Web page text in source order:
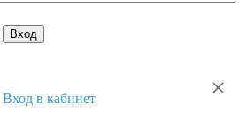
Вход
×
Вход в кабинет